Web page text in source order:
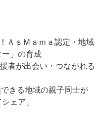
ＡｓＭａｍａ認定・地域
」の育成
者が出会い・つながれる
きる地域の親子同士が
ェア」